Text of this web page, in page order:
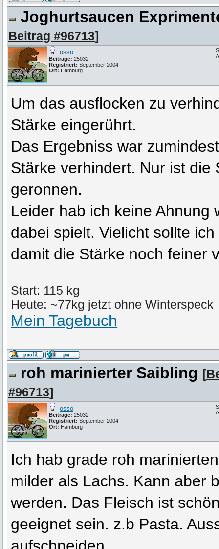
Joghurtsaucen
Beitrag #96713]
osso
Beiträge: 25032
Registriert: September 2004
Ort: Hamburg
Um das ausflocken zu
Stärke eingerührt.
Das Ergebniss war
Stärke verhindert. Nur ist die
geronnen.
Leider hab ich keine Ahnung
dabei spielt. Vielicht sollte
damit die Stärke noch feiner
Start: 115 kg
Heute: ~77kg jetzt ohne Winterspeck
Mein Tagebuch
roh marinierter Saibling [
#96713]
osso
Beiträge: 25032
Registriert: September 2004
Ort: Hamburg
Ich hab grade roh
milder als Lachs. Kann aber
werden. Das Fleisch ist
geeignet sein. z.b Pasta.